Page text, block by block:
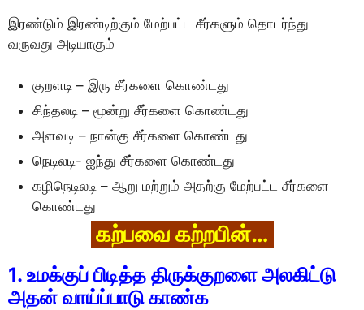
இரண்டும் இரண்டிற்கும் மேற்பட்ட சீர்களும் தொடர்ந்து
வருவது அடியாகும்
குறளடி – இரு சீர்களை கொண்டது
சிந்தலடி – மூன்று சீர்களை கொண்டது
அளவடி – நான்கு சீர்களை கொண்டது
நெடிலடி- ஐந்து சீர்களை கொண்டது
கழிநெடிலடி – ஆறு மற்றும் அதற்கு மேற்பட்ட சீர்களை
கொண்டது
கற்பவை கற்றபின்…
1. உமக்குப் பிடித்த திருக்குறளை அலகிட்டு
அதன் வாய்ப்பாடு காண்க